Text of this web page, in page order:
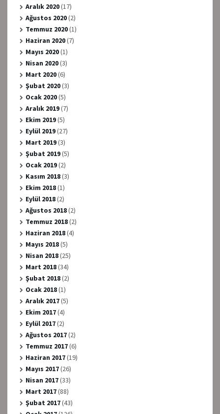
Aralık 2020(17)
Ağustos 2020(2)
Temmuz 2020(1)
Haziran 2020(7)
Mayıs 2020(1)
Nisan 2020(3)
Mart 2020(6)
Şubat 2020(3)
Ocak 2020(5)
Aralık 2019(7)
Ekim 2019(5)
Eylül 2019(27)
Mart 2019(3)
Şubat 2019(5)
Ocak 2019(2)
Kasım 2018(3)
Ekim 2018(1)
Eylül 2018(2)
Ağustos 2018(2)
Temmuz 2018(2)
Haziran 2018(4)
Mayıs 2018(5)
Nisan 2018(25)
Mart 2018(34)
Şubat 2018(2)
Ocak 2018(1)
Aralık 2017(5)
Ekim 2017(4)
Eylül 2017(2)
Ağustos 2017(2)
Temmuz 2017(6)
Haziran 2017(19)
Mayıs 2017(26)
Nisan 2017(33)
Mart 2017(88)
Şubat 2017(43)